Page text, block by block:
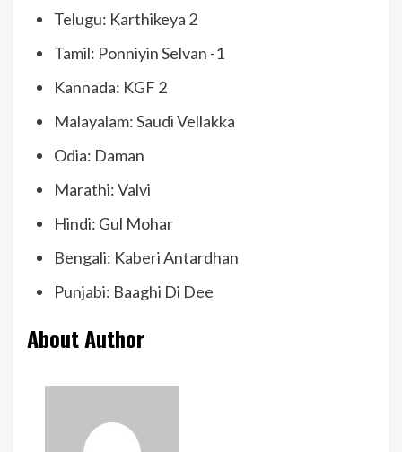
Telugu: Karthikeya 2
Tamil: Ponniyin Selvan -1
Kannada: KGF 2
Malayalam: Saudi Vellakka
Odia: Daman
Marathi: Valvi
Hindi: Gul Mohar
Bengali: Kaberi Antardhan
Punjabi: Baaghi Di Dee
About Author